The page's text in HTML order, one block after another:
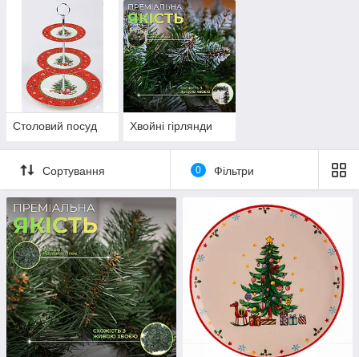
Столовий посуд Хвойні гірлянди
Сортування 0 Фільтри